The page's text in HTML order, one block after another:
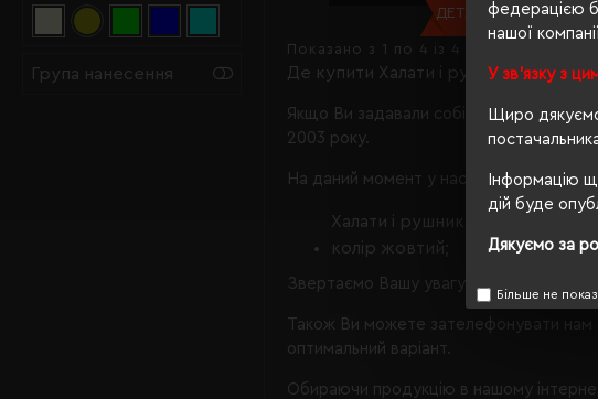
федерацією
нашої
У зв'язку з
Щиро
Інформацію
дій буде
Дякуємо за
Більше не
Група нанесення Де купити Халати і рушники колір
Якщо Ви задавали собі таке питання,
2003 року.
На даний момент у нас є, що Вам
Халати і рушники
колір жовтий;
Звертаємо Вашу увагу, що з таким
Також Ви можете зателефонувати нам
оптимальний варіант.
Обираючи продукцію в нашому
ДЕТАЛЬНІШЕ...
Показано з 1 по 4 із 4 (1 сторінок)